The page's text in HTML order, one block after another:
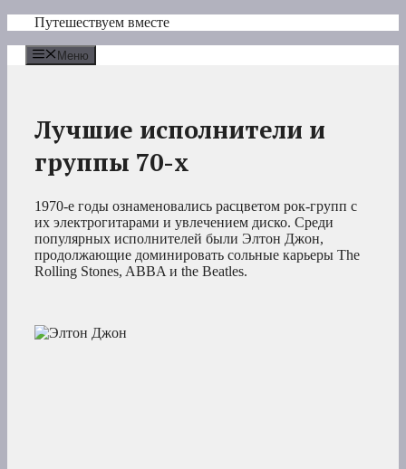
Перейти
содержимому
Путешествуем вместе
Меню
Лучшие исполнители и
группы 70-х
1970-е годы ознаменовались расцветом рок-групп с
их электрогитарами и увлечением диско. Среди
популярных исполнителей были Элтон Джон,
продолжающие доминировать сольные карьеры The
Rolling Stones, ABBA и the Beatles.